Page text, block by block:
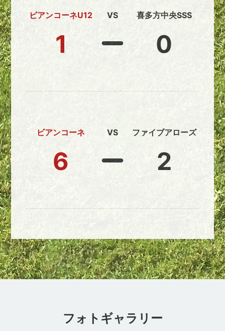
ビアンコーネU12
1
VS 喜多方中央SSS
0
ビアンコーネ
6
VS ファイブアローズ
2
フォトギャラリー